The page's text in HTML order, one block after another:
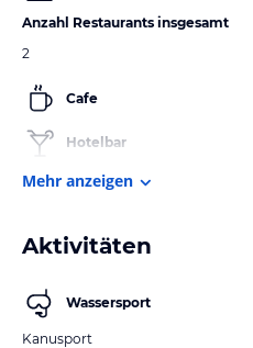
Anzahl Restaurants insgesamt
2
Cafe
Hotelbar
Mehr anzeigen
Aktivitäten
Wassersport
Kanusport